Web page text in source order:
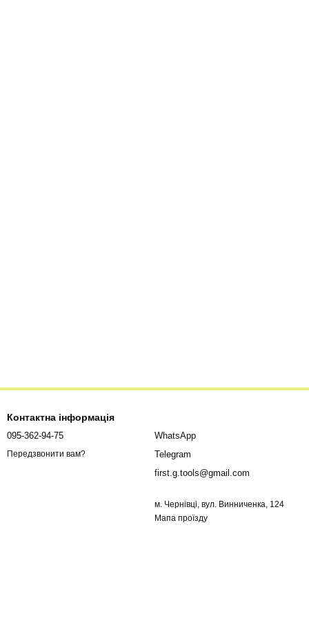
Контактна інформація
095-362-94-75
Передзвонити вам?
WhatsApp
Telegram
first.g.tools@gmail.com
м. Чернівці, вул. Винниченка, 124
Мапа проїзду